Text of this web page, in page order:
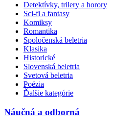
Detektívky, trilery a horory
Sci-fi a fantasy
Komiksy
Romantika
Spoločenská beletria
Klasika
Historické
Slovenská beletria
Svetová beletria
Poézia
Ďalšie kategórie
Náučná a odborná